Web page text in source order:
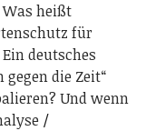
Was heißt
für
deutsches
die Zeit“
Und wenn